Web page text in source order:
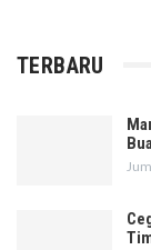
TERBARU